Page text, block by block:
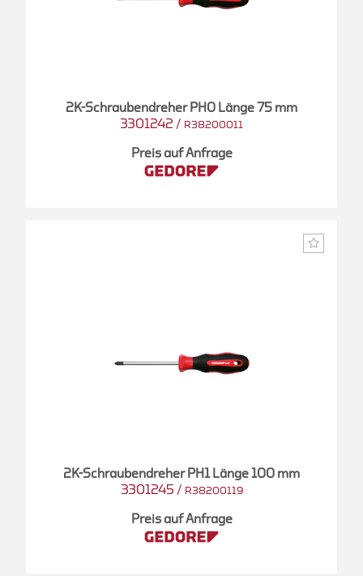
2K-Schraubendreher PH0 Länge 75 mm
3301242 / R38200011
Preis auf Anfrage
2K-Schraubendreher PH1 Länge 100 mm
3301245 / R38200119
Preis auf Anfrage